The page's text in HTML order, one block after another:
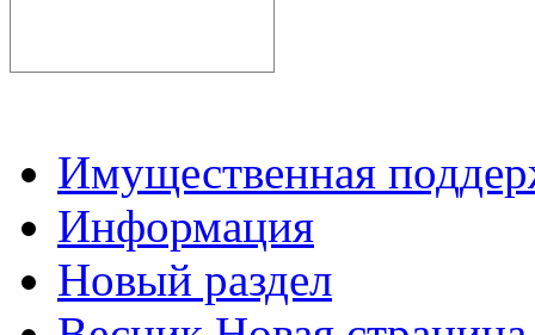
Имущественная
Информация
Новый раздел